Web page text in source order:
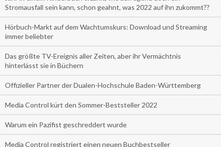
Stromausfall sein kann, schon geahnt, was 2022 auf ihn zukommt??
Hörbuch-Markt auf dem Wachtumskurs: Download und Streaming
immer beliebter
Das größte TV-Ereignis aller Zeiten, aber ihr Vermächtnis
hinterlässt sie in Büchern
Offizieller Partner der Dualen-Hochschule Baden-Württemberg
Media Control kürt den Sommer-Beststeller 2022
Warum ein Pazifist geschreddert wurde
Media Control registriert einen neuen Buchbestseller